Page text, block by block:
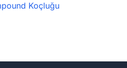
Koçluğu